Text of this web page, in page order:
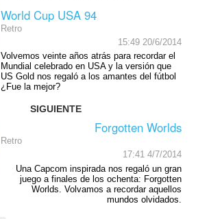
World Cup USA 94
Retro
15:49 20/6/2014
Volvemos veinte años atrás para recordar el
Mundial celebrado en USA y la versión que
US Gold nos regaló a los amantes del fútbol
¿Fue la mejor?
SIGUIENTE
Forgotten Worlds
Retro
17:41 4/7/2014
Una Capcom inspirada nos regaló un gran
juego a finales de los ochenta: Forgotten
Worlds. Volvamos a recordar aquellos
mundos olvidados.